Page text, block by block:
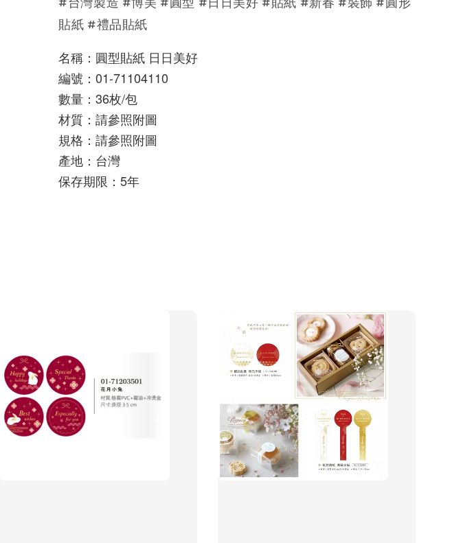
貼紙 #禮品貼紙
名稱：圓型貼紙 日日美好
編號：01-71104110
數量：36枚/包
材質：請參照附圖
規格：請參照附圖
產地：台灣
保存期限：5年